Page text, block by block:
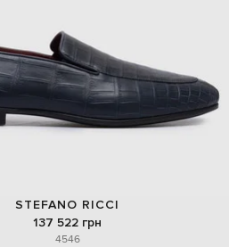
STEFANO RICCI
137 522 грн
4546